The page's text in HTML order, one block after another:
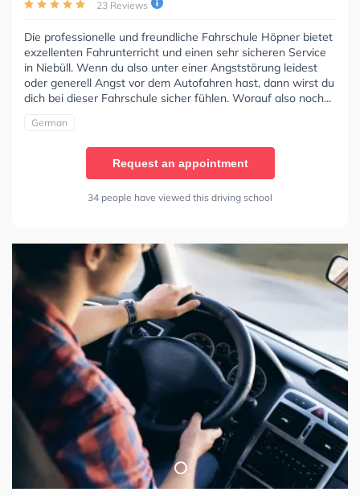
23 Reviews
Die professionelle und freundliche Fahrschule Höpner bietet
exzellenten Fahrunterricht und einen sehr sicheren Service
in Niebüll. Wenn du also unter einer Angststörung leidest
oder generell Angst vor dem Autofahren hast, dann wirst du
dich bei dieser Fahrschule sicher fühlen. Worauf also noch...
German
Request an appointment
34 people have viewed this driving school